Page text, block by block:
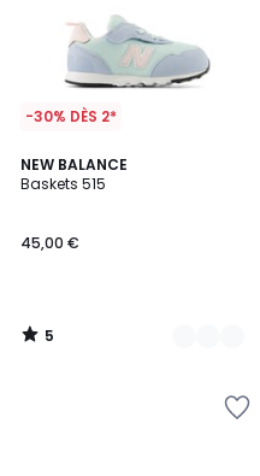
-30% DÈS 2*
NEW BALANCE
Baskets 515
45,00 €
5
/
2
Couleurs
5
/